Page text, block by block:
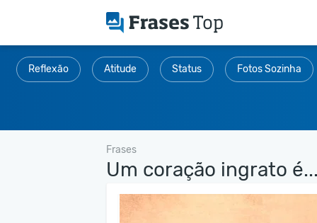
Reflexão Atitude Status Fotos Sozinha
Frases
Um coração ingrato